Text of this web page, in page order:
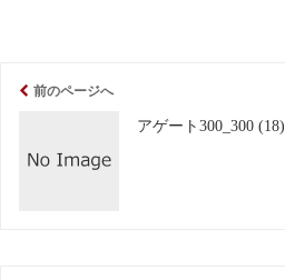
前のページへ
アゲート300_300 (18)